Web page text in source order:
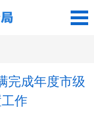
完成年度市级
作